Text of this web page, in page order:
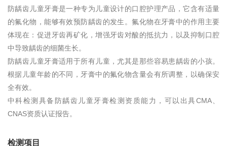
防龋齿儿童牙膏是一种专为儿童设计的口腔护理产品，它含有适量
的氟化物，能够有效预防龋齿的发生。氟化物在牙膏中的作用主要
体现在：促进牙齿再矿化，增强牙齿对酸的抵抗力，以及抑制口腔
中导致龋齿的细菌生长。
防龋齿儿童牙膏适用于所有儿童，尤其是那些容易患龋齿的小孩。
根据儿童年龄的不同，牙膏中的氟化物含量会有所调整，以确保安
全有效。
中科检测具备防龋齿儿童牙膏检测资质能力，可以出具CMA、
CNAS资质认证报告。
检测项目